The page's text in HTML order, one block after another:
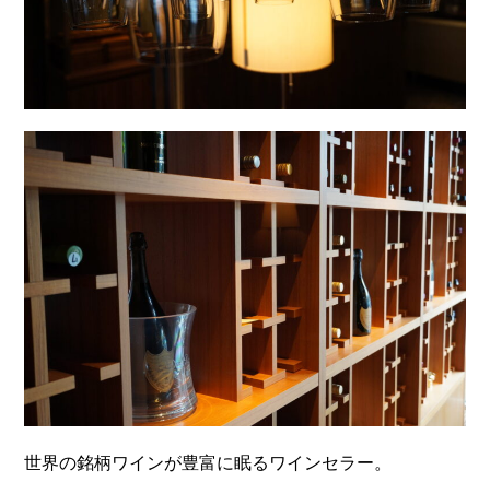
世界の銘柄ワインが豊富に眠るワインセラー。